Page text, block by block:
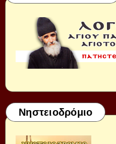
Νηστειοδρόμιο